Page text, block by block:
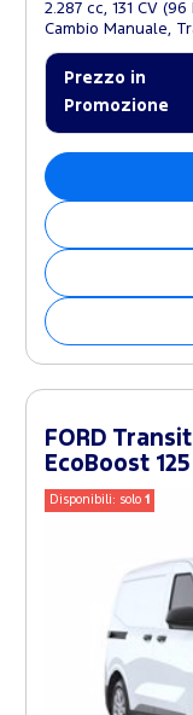
2.287 cc, 131 CV (96
Cambio Manuale,
Prezzo in
Promozione
FORD
EcoBoost 125
Disponibili: solo1